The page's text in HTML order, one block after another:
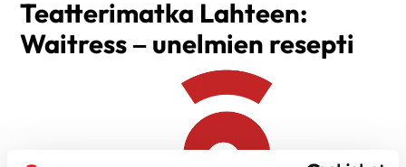
Teatterimatka Lahteen:
Waitress – unelmien resepti